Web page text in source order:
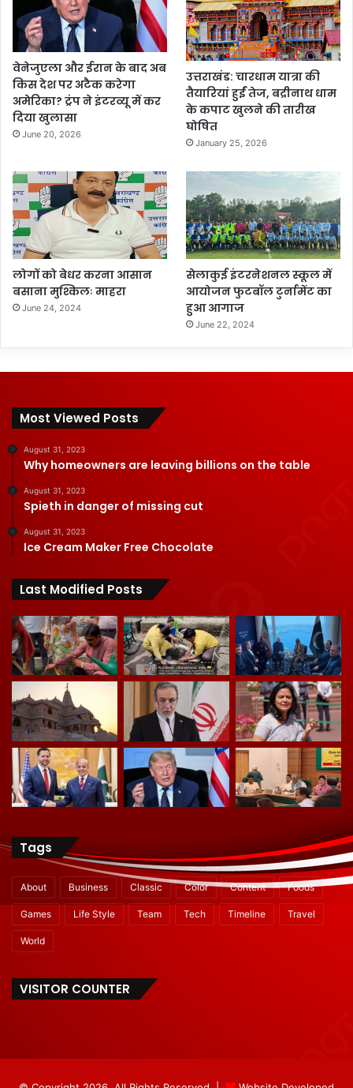
वेनेजुएला और ईरान के बाद अब
किस देश पर अटैक करेगा
अमेरिका? ट्रंप ने इंटरव्यू में कर
दिया खुलासा
June 20, 2026
उत्तराखंड: चारधाम यात्रा की
तैयारियां हुईं तेज, बद्रीनाथ धाम
के कपाट खुलने की तारीख
घोषित
January 25, 2026
लोगों को बेधर करना आसान
बसाना मुश्किलः माहरा
June 24, 2024
सेलाकुई इंटरनेशनल स्कूल में
आयोजन फुटबॉल टुर्नामेंट का
हुआ आगाज
June 22, 2024
Most Viewed Posts
August 31, 2023
Why homeowners are leaving billions on the table
August 31, 2023
Spieth in danger of missing cut
August 31, 2023
Ice Cream Maker Free Chocolate
Last Modified Posts
Tags
About Business Classic Color Content Foods
Games Life Style Team Tech Timeline Travel
World
VISITOR COUNTER